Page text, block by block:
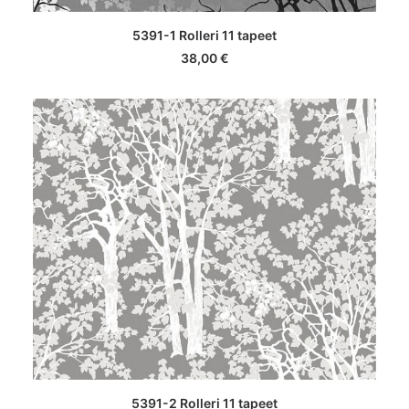
LISA KORVI
5391-1 Rolleri 11 tapeet
38,00€
LISA KORVI
5391-2 Rolleri 11 tapeet